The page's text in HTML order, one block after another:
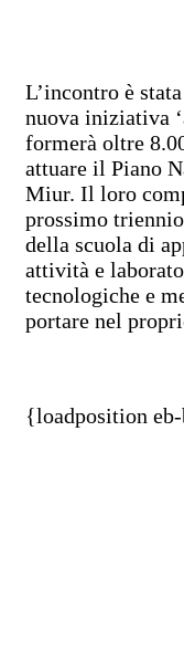
L’incontro è
nuova iniziativa
formerà oltre
attuare il Piano
Miur. Il loro
prossimo
della scuola di
attività e
tecnologiche e
portare nel
{loadposition